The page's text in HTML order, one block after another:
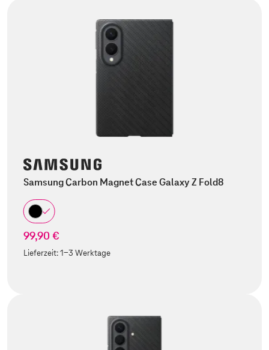
Samsung Carbon Magnet Case Galaxy Z Fold8
99,90 €
Lieferzeit:1-3 Werktage